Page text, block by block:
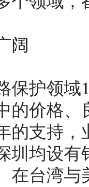
阔
保护领
的价格
的支持
圳均设
在台湾